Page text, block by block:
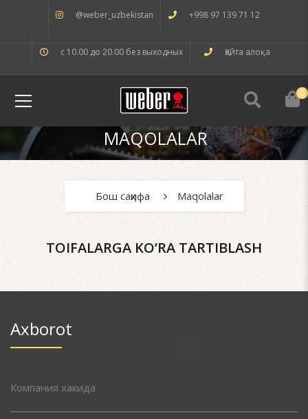
@weber_uzbekistan +998 97 139 71 12
с 10.00 до 20.00 без выходных Қайта алоқа
0
MAQOLALAR
Бош саҳифа Maqolalar
TOIFALARGA KO’RA TARTIBLASH
Axborot
Компания хакида